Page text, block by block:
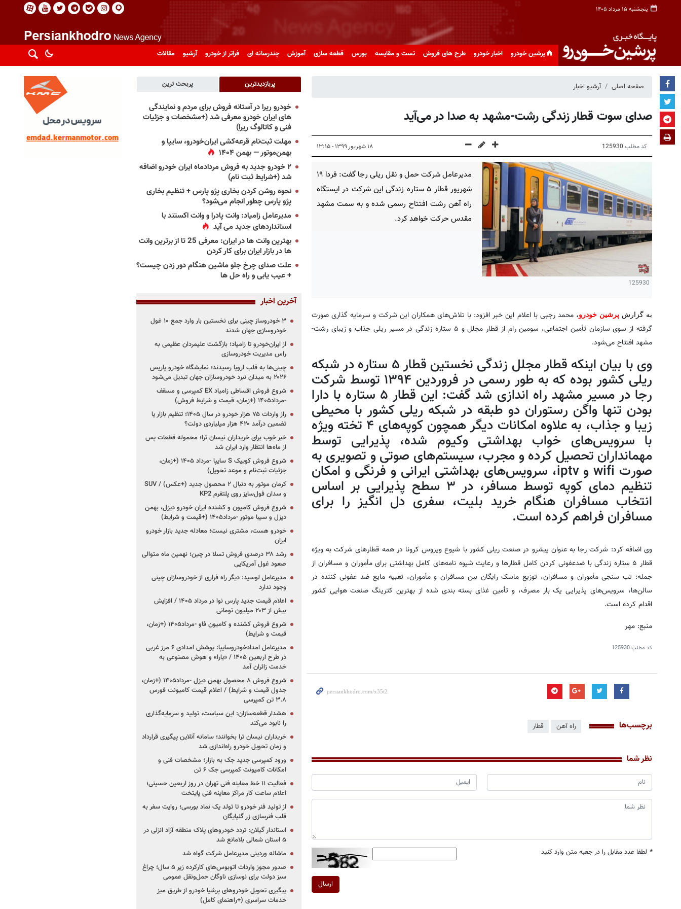
پنجشنبه ۱۵ مرداد ۱۴۰۵
پرشین خودرو اخبار خودرو طرح های فروش تست و مقایسه بورس قطعه سازی آموزش چندرسانه ای فراتر از خودرو آرشیو مقالات
صفحه اصلی آرشیو اخبار
صدای سوت قطار زندگی رشت-مشهد به صدا در می‌آید
کد مطلب 125930 ۱۸ شهریور ۱۳۹۹ - ۱۳:۱۵
125930
مدیرعامل شرکت حمل و نقل ریلی رجا گفت: فردا ۱۹
شهریور قطار ۵ ستاره زندگی این شرکت در ایستگاه
راه آهن رشت افتتاح رسمی شده و به سمت مشهد
مقدس حرکت خواهد کرد.
به گزارش پرشین خودرو،محمد رجبی با اعلام این خبر افزود: با تلاش‌های همکاران این شرکت و سرمایه گذاری صورت
گرفته از سوی سازمان تأمین اجتماعی، سومین رام از قطار مجلل و ۵ ستاره زندگی در مسیر ریلی جذاب و زیبای رشت-
مشهد افتتاح می‌شود.
وی با بیان اینکه قطار مجلل زندگی نخستین قطار ۵ ستاره در شبکه
ریلی کشور بوده که به طور رسمی در فروردین ۱۳۹۴ توسط شرکت
رجا در مسیر مشهد راه اندازی شد گفت: این قطار ۵ ستاره با دارا
بودن تنها واگن رستوران دو طبقه در شبکه ریلی کشور با محیطی
زیبا و جذاب، به علاوه امکانات دیگر همچون کوپه‌های ۴ تخته ویژه
با سرویس‌های خواب بهداشتی وکیوم شده، پذیرایی توسط
مهمانداران تحصیل کرده و مجرب، سیستم‌های صوتی و تصویری به
صورت wifi و iptv، سرویس‌های بهداشتی ایرانی و فرنگی و امکان
تنظیم دمای کوپه توسط مسافر، در ۳ سطح پذیرایی بر اساس
انتخاب مسافران هنگام خرید بلیت، سفری دل انگیز را برای
مسافران فراهم کرده است.
وی اضافه کرد: شرکت رجا به عنوان پیشرو در صنعت ریلی کشور با شیوع ویروس کرونا در همه قطارهای شرکت به ویژه
قطار ۵ ستاره زندگی با ضدعفونی کردن کامل قطارها و رعایت شیوه نامه‌های کامل بهداشتی برای مأموران و مسافران از
جمله: تب سنجی مأموران و مسافران، توزیع ماسک رایگان بین مسافران و مأموران، تعبیه مایع ضد عفونی کننده در
سالن‌ها، سرویس‌های پذیرایی یک بار مصرف، و تأمین غذای بسته بندی شده از بهترین کترینگ صنعت هوایی کشور
اقدام کرده است.
منبع: مهر
کد مطلب125930
برچسب‌ها راه آهن قطار
نظر شما
* لطفا عدد مقابل را در جعبه متن وارد کنید
ارسال
پربازدیدترین پربحث ترین
خودرو ریرا در آستانه فروش برای مردم و نمایندگی
های ایران خودرو معرفی شد (+مشخصات و جزئیات
فنی و کاتالوگ ریرا)
مهلت ثبت‌نام قرعه‌کشی ایران‌خودرو، سایپا و
بهمن‌موتور — بهمن ۱۴۰۴
۲ خودرو جدید به فروش مردادماه ایران خودرو اضافه
شد (+شرایط ثبت نام)
نحوه روشن کردن بخاری پژو پارس + تنظیم بخاری
پژو پارس چطور انجام می‌شود؟
مدیرعامل زامیاد: وانت پادرا و وانت اکستند با
استانداردهای جدید می آید
بهترین وانت ها در ایران: معرفی 25 تا از برترین وانت
ها در بازار ایران برای کار کردن
علت صدای چرخ جلو ماشین هنگام دور زدن چیست؟
+ عیب یابی و راه حل ها
آخرین اخبار
۳ خودروساز چینی برای نخستین بار وارد جمع ۱۰ غول
خودروسازی جهان شدند
از ایران‌خودرو تا زامیاد؛ بازگشت علیمردان عظیمی به
راس مدیریت خودروسازی
چینی‌ها به قلب اروپا رسیدند؛ نمایشگاه خودرو پاریس
۲۰۲۶ به میدان نبرد خودروسازان جهان تبدیل می‌شود
شروع فروش اقساطی زامیاد EX کمپرسی و مسقف
-مرداد۱۴۰۵ (+زمان، قیمت و شرایط فروش)
راز واردات ۷۵ هزار خودرو در سال ۱۴۰۵؛ تنظیم بازار یا
تضمین درآمد ۴۲۰ هزار میلیاردی دولت؟
خبر خوب برای خریداران نیسان ترا؛ محموله قطعات پس
از ماه‌ها انتظار وارد ایران شد
شروع فروش کوییک S سایپا -مرداد ۱۴۰۵ (+زمان،
جزئیات ثبت‌نام و موعد تحویل)
کرمان موتور به دنبال ۲ محصول جدید (+عکس) / SUV
و سدان فول‌سایز روی پلتفرم KP2
شروع فروش کامیون و کشنده ایران خودرو دیزل، بهمن
دیزل و سیبا موتور -مرداد۱۴۰۵ (+قیمت و شرایط)
خودرو هست، مشتری نیست؛ معادله جدید بازار خودرو
ایران
رشد ۳۸ درصدی فروش تسلا در چین؛ نهمین ماه متوالی
صعود غول آمریکایی
مدیرعامل لوسید: دیگر راه فراری از خودروسازان چینی
وجود ندارد
اعلام قیمت جدید پارس نوا در مرداد ۱۴۰۵ / افزایش
بیش از ۲۰۳ میلیون تومانی
شروع فروش کشنده و کامیون فاو -مرداد۱۴۰۵ (+زمان،
قیمت و شرایط)
مدیرعامل امدادخودروسایپا: پوشش امدادی ۶ مرز غربی
در طرح اربعین ۱۴۰۵ / «یارا» و هوش مصنوعی به
خدمت زائران آمد
شروع فروش ۸ محصول بهمن دیزل -مرداد۱۴۰۵ (+زمان،
جدول قیمت و شرایط) / اعلام قیمت کامیونت فورس
۳.۸ تن کمپرسی
هشدار قطعه‌سازان: این سیاست، تولید و سرمایه‌گذاری
را نابود می‌کند
خریداران نیسان ترا بخوانند؛ سامانه آنلاین پیگیری قرارداد
و زمان تحویل خودرو راه‌اندازی شد
ورود کمپرسی جدید جک به بازار؛ مشخصات فنی و
امکانات کامیونت کمپرسی جک ۶ تن
فعالیت ۱۱ خط معاینه فنی تهران در روز اربعین حسینی؛
اعلام ساعت کار مراکز معاینه فنی پایتخت
از تولید فنر خودرو تا تولد یک نماد بورسی؛ روایت سفر به
قلب فنرسازی زر گلپایگان
استاندار گیلان: تردد خودروهای پلاک منطقه آزاد انزلی در
۵ استان شمالی بلامانع شد
ماشاله وردینی مدیرعامل شرکت گواه شد
صدور مجوز واردات اتوبوس‌های کارکرده زیر ۵ سال؛ چراغ
سبز دولت برای نوسازی ناوگان حمل‌ونقل عمومی
پیگیری تحویل خودروهای پرشیا خودرو از طریق میز
خدمات سراسری (+راهنمای کامل)